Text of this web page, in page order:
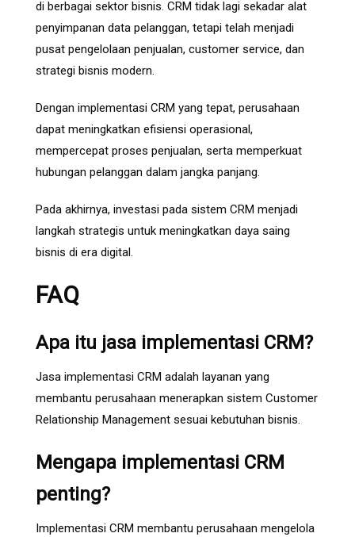
di berbagai sektor bisnis. CRM tidak lagi sekadar alat
penyimpanan data pelanggan, tetapi telah menjadi
pusat pengelolaan penjualan, customer service, dan
strategi bisnis modern.
Dengan implementasi CRM yang tepat, perusahaan
dapat meningkatkan efisiensi operasional,
mempercepat proses penjualan, serta memperkuat
hubungan pelanggan dalam jangka panjang.
Pada akhirnya, investasi pada sistem CRM menjadi
langkah strategis untuk meningkatkan daya saing
bisnis di era digital.
FAQ
Apa itu jasa implementasi CRM?
Jasa implementasi CRM adalah layanan yang
membantu perusahaan menerapkan sistem Customer
Relationship Management sesuai kebutuhan bisnis.
Mengapa implementasi CRM
penting?
Implementasi CRM membantu perusahaan mengelola